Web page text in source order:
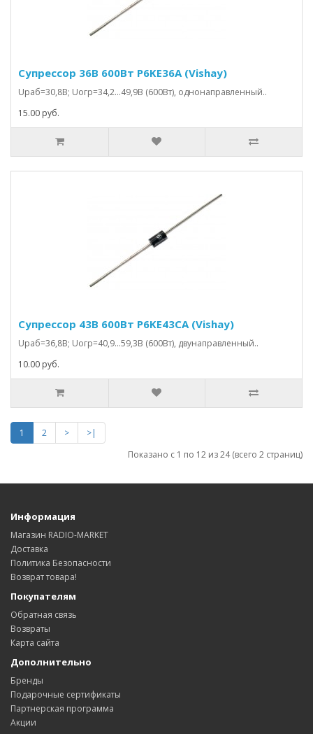
Супрессор 36В 600Вт P6KE36A (Vishay)
Uраб=30,8В; Uогр=34,2…49,9В (600Вт), однонаправленный..
15.00 руб.
Супрессор 43В 600Вт P6KE43CA (Vishay)
Uраб=36,8В; Uогр=40,9…59,3В (600Вт), двунаправленный..
10.00 руб.
1 2 >
>|
Показано с 1 по 12 из 24 (всего 2 страниц)
Информация
Магазин RADIO-MARKET
Доставка
Политика Безопасности
Возврат товара!
Покупателям
Обратная связь
Возвраты
Карта сайта
Дополнительно
Бренды
Подарочные сертификаты
Партнерская программа
Акции